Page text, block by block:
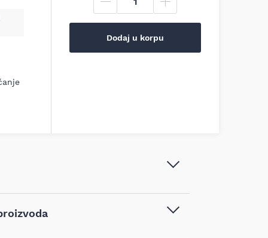
Dodaj u korpu
160mm - 95 05 10 SB